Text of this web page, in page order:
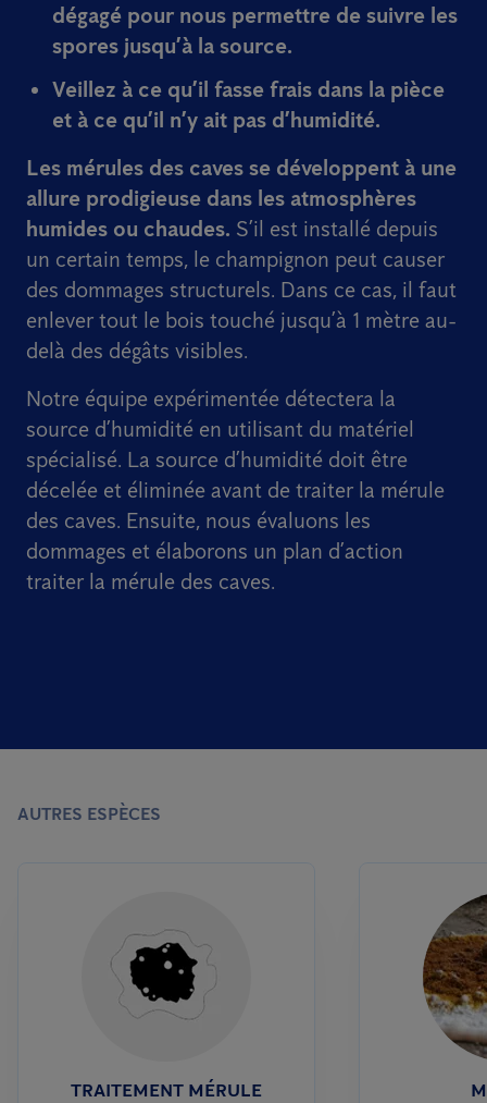
dégagé pour nous permettre de suivre les
spores jusqu’à la source.
Veillez à ce qu’il fasse frais dans la pièce
et à ce qu’il n’y ait pas d’humidité.
Les mérules des caves se développent à une
allure prodigieuse dans les atmosphères
humides ou chaudes. S’il est installé depuis
un certain temps, le champignon peut causer
des dommages structurels. Dans ce cas, il faut
enlever tout le bois touché jusqu’à 1 mètre au-
delà des dégâts visibles.
Notre équipe expérimentée détectera la
source d’humidité en utilisant du matériel
spécialisé. La source d’humidité doit être
décelée et éliminée avant de traiter la mérule
des caves. Ensuite, nous évaluons les
dommages et élaborons un plan d’action
traiter la mérule des caves.
AUTRES ESPÈCES
TRAITEMENT MÉRULE